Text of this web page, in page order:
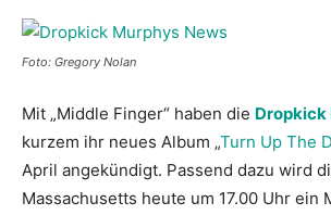
Foto: Gregory Nolan
Mit „Middle Finger“ haben die Dropkick
kurzem ihr neues Album „Turn Up The
April angekündigt. Passend dazu wird
Massachusetts heute um 17.00 Uhr ein